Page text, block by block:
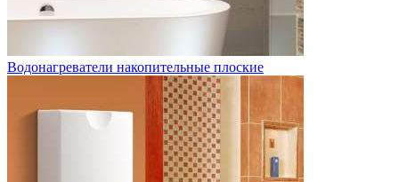
Водонагреватели накопительные плоские